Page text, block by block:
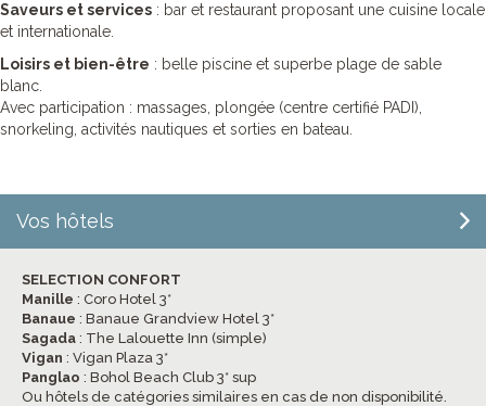
Saveurs et services : bar et restaurant proposant une cuisine locale
et internationale.
Loisirs et bien-être : belle piscine et superbe plage de sable
blanc.
Avec participation : massages, plongée (centre certifié PADI),
snorkeling, activités nautiques et sorties en bateau.
Vos hôtels
SELECTION CONFORT
Manille : Coro Hotel 3*
Banaue : Banaue Grandview Hotel 3*
Sagada : The Lalouette Inn (simple)
Vigan : Vigan Plaza 3*
Panglao : Bohol Beach Club 3* sup
Ou hôtels de catégories similaires en cas de non disponibilité.